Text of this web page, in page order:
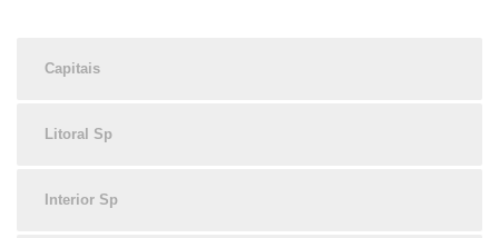
Capitais
Litoral Sp
Interior Sp